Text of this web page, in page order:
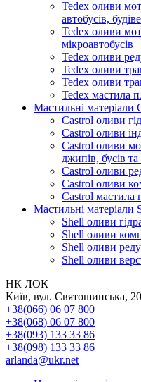
Tedex оливи
автобусів,
Tedex оливи
мікроавтобусів
Tedex оливи
Tedex оливи
Tedex оливи
Tedex мастила
Мастильні матеріали
Castrol оливи
Castrol оливи
Castrol оливи
джипів, бусів
Castrol оливи
Castrol оливи
Castrol мастила
Мастильні матеріали
Shell оливи
Shell оливи
Shell оливи
Shell оливи
НК ЛОК
Київ, вул. Святошинська, 20
+38(066) 06 07 800
+38(068) 06 07 800
+38(093) 133 33 86
+38(098) 133 33 86
arlanda@ukr.net